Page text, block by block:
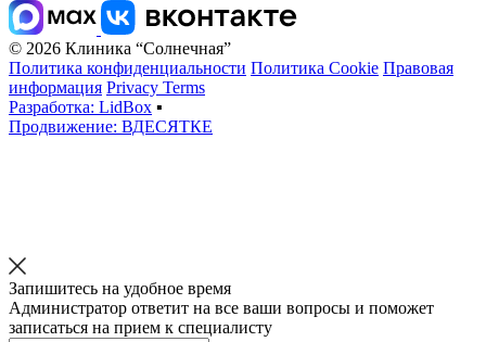
© 2026 Клиника “Солнечная”
Политика конфиденциальности Политика Cookie Правовая
информация Privacy Terms
Разработка: LidBox ▪
Продвижение: ВДЕСЯТКЕ
Запишитесь на удобное время
Администратор ответит на все ваши вопросы и поможет
записаться на прием к специалисту